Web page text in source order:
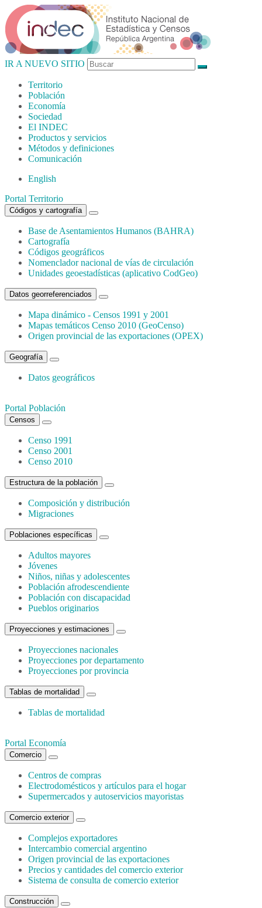
IR A NUEVO SITIO
Territorio
Población
Economía
Sociedad
El INDEC
Productos y servicios
Métodos y definiciones
Comunicación
English
Portal Territorio
Códigos y cartografía
Base de Asentamientos Humanos (BAHRA)
Cartografía
Códigos geográficos
Nomenclador nacional de vías de circulación
Unidades geoestadísticas (aplicativo CodGeo)
Datos georreferenciados
Mapa dinámico - Censos 1991 y 2001
Mapas temáticos Censo 2010 (GeoCenso)
Origen provincial de las exportaciones (OPEX)
Geografía
Datos geográficos
Portal Población
Censos
Censo 1991
Censo 2001
Censo 2010
Estructura de la población
Composición y distribución
Migraciones
Poblaciones específicas
Adultos mayores
Jóvenes
Niños, niñas y adolescentes
Población afrodescendiente
Población con discapacidad
Pueblos originarios
Proyecciones y estimaciones
Proyecciones nacionales
Proyecciones por departamento
Proyecciones por provincia
Tablas de mortalidad
Tablas de mortalidad
Portal Economía
Comercio
Centros de compras
Electrodomésticos y artículos para el hogar
Supermercados y autoservicios mayoristas
Comercio exterior
Complejos exportadores
Intercambio comercial argentino
Origen provincial de las exportaciones
Precios y cantidades del comercio exterior
Sistema de consulta de comercio exterior
Construcción